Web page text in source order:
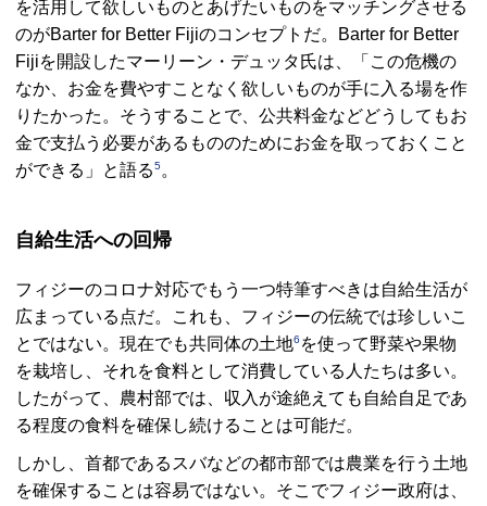
を活用して欲しいものとあげたいものをマッチングさせる
のがBarter for Better Fijiのコンセプトだ。
Barter for Better
Fijiを開設したマーリーン・デュッタ氏は、「この危機の
なか、お金を費やすことなく欲しいものが手に入る場を作
りたかった。そうすることで、公共料金などどうしてもお
金で支払う必要があるもののためにお金を取っておくこと
ができる」と語る5。
自給生活への回帰
フィジーのコロナ対応でもう一つ特筆すべきは自給生活が
広まっている点だ。これも、フィジーの伝統では珍しいこ
とではない。現在でも共同体の土地6 を使って野菜や果物
を栽培し、それを食料として消費している人たちは多い。
したがって、農村部では、収入が途絶えても自給自足であ
る程度の食料を確保し続けることは可能だ。
しかし、首都であるスバなどの都市部では農業を行う土地
を確保することは容易ではない。そこでフィジー政府は、